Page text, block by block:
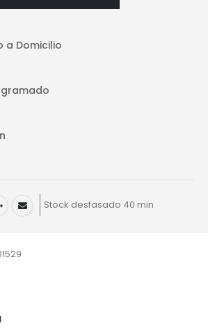
a Domicilio
Stock desfasado 40 min